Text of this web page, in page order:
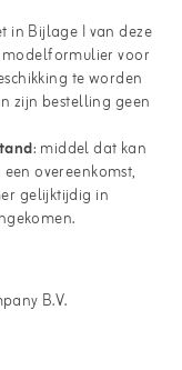
in Bijlage I van deze
voor
te worden
zijn bestelling geen
: middel dat kan
overeenkomst,
gelijktijdig in
B.V.